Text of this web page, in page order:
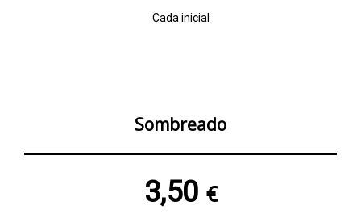
Cada inicial
Sombreado
3,50 €